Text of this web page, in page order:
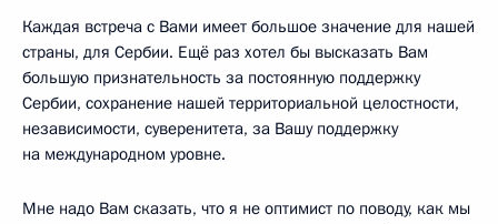
Каждая встреча с Вами имеет большое значение для нашей
страны, для Сербии. Ещё раз хотел бы высказать Вам
большую признательность за постоянную поддержку
Сербии, сохранение нашей территориальной целостности,
независимости, суверенитета, за Вашу поддержку
на международном уровне.
Мне надо Вам сказать, что я не оптимист по поводу, как мы